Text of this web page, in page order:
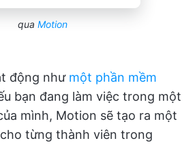
qua Motion
động như một phần mềm
bạn đang làm việc trong một
mình, Motion sẽ tạo ra một
từng thành viên trong